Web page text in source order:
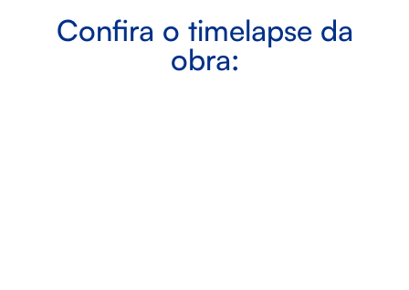
Confira o timelapse da
obra: